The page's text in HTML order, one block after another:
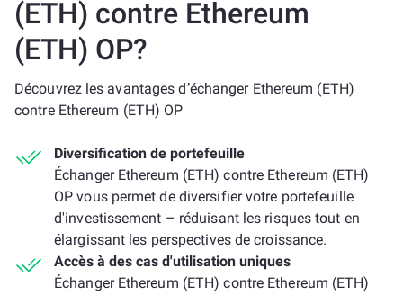
(ETH) contre Ethereum
(ETH) OP?
Découvrez les avantages d’échanger Ethereum (ETH)
contre Ethereum (ETH) OP
Diversification de portefeuille
Échanger Ethereum (ETH) contre Ethereum (ETH)
OP vous permet de diversifier votre portefeuille
d'investissement – réduisant les risques tout en
élargissant les perspectives de croissance.
Accès à des cas d'utilisation uniques
Échanger Ethereum (ETH) contre Ethereum (ETH)